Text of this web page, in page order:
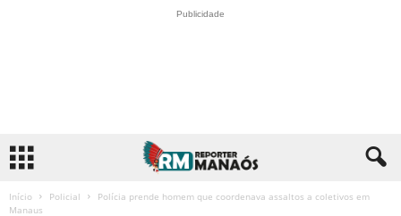
Publicidade
Início Policial
Polícia prende homem que coordenava assaltos a coletivos em
Manaus